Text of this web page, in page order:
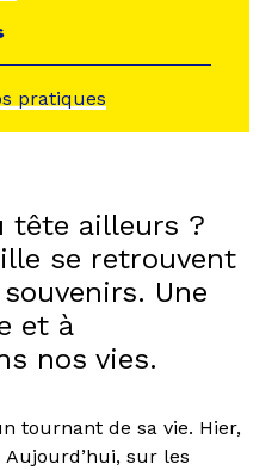
pratiques
tête ailleurs ?
se retrouvent
Une
et à
nos vies.
tournant de sa vie. Hier,
sur les